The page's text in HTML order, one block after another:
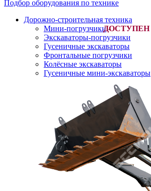
Подбор оборудования по технике
Дорожно-строительная техника
Мини-погрузчики-
Экскаваторы-погрузчики
Гусеничные экскаваторы
Фронтальные погрузчики
Колёсные экскаваторы
Гусеничные мини-экскаваторы